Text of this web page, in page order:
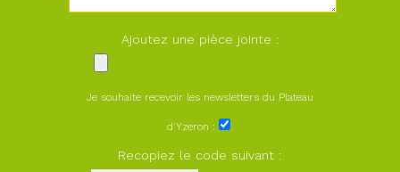
Ajoutez une pièce jointe :
Je souhaite recevoir les newsletters du Plateau
d'Yzeron :
Recopiez le code suivant :